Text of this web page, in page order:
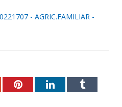
- AGRIC.FAMILIAR -
PinterestLinkedInTumblr